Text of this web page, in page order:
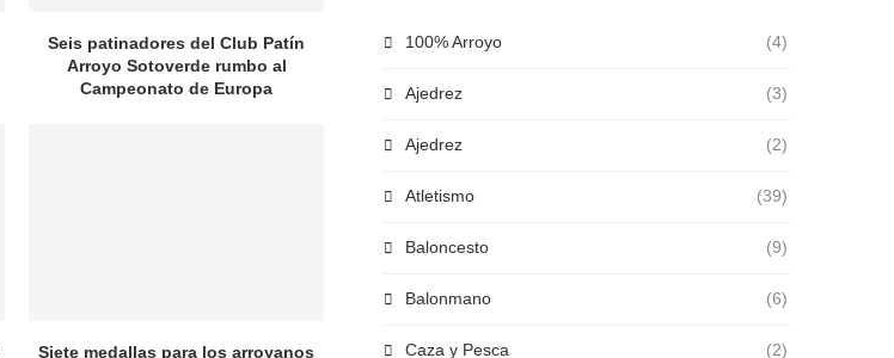
Seis patinadores del Club Patín
Arroyo Sotoverde rumbo al
Campeonato de Europa
Siete medallas para los arroyanos
100% Arroyo (4)
Ajedrez (3)
Ajedrez (2)
Atletismo (39)
Baloncesto (9)
Balonmano (6)
Caza y Pesca (2)